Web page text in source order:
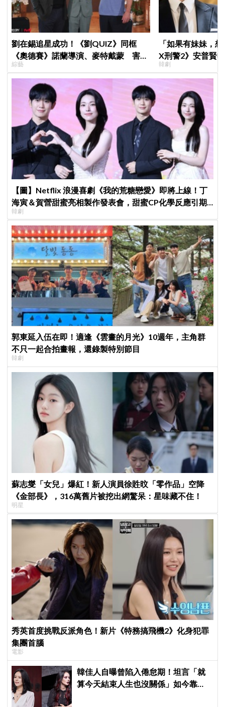
劉在錫追星成功！《劉QUIZ》同框
《奧德賽》諾蘭導演、麥特戴蒙 害羞
比YA幸福笑容藏不住
綜藝
「如果有妹妹，
X刑警2》安普賢
哥哥們都認證的
韓劇
【圖】Netflix 浪漫喜劇《我的荒糖戀愛》即將上線！丁
海寅＆賀營甜蜜亮相製作發表會，甜蜜CP化學反應引期
待
韓劇
郭東延入伍在即！適逢《雲畫的月光》10週年，主角群
不只一起合拍畫報，還錄製特別節目
韓劇
蘇志燮「女兒」爆紅！新人演員徐貹旼「零作品」空降
《金部長》，316萬舊片被挖出網驚呆：星味藏不住！
明星
秀英首度挑戰反派角色！新片《特務搞飛機2》化身犯罪
集團首腦
電影
韓佳人自曝曾陷入倦怠期！坦言「就
算今天結束人生也沒關係」如今靠